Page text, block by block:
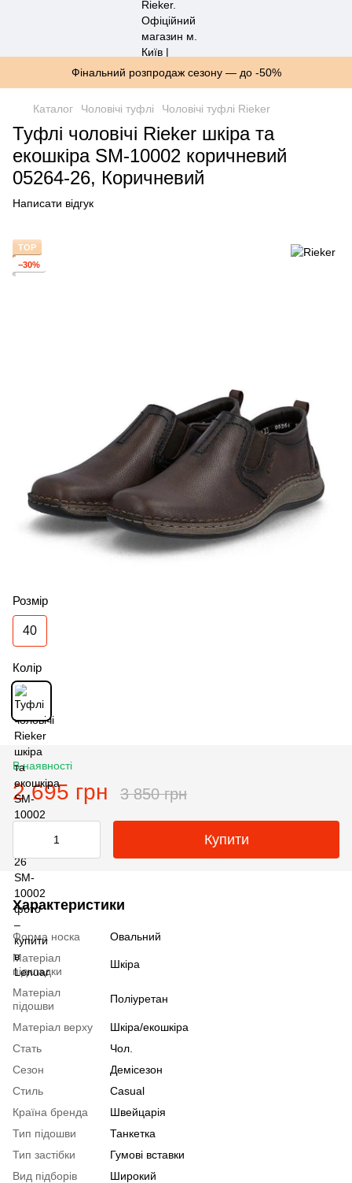
Фінальний розпродаж сезону — до -50%
Каталог Чоловічі туфлі Чоловічі туфлі Rieker
Туфлі чоловічі Rieker шкіра та
екошкіра SM-10002 коричневий
05264-26, Коричневий
Написати відгук
TOP
−30%
Розмір
40
Колір
В наявності
2 695 грн 3 850 грн
Купити
Характеристики
Форма носка
Овальний
Матеріал
підкладки
Шкіра
Матеріал
підошви
Поліуретан
Матеріал верху
Шкіра/екошкіра
Стать
Чол.
Сезон
Демісезон
Стиль
Casual
Країна бренда
Швейцарія
Тип підошви
Танкетка
Тип застібки
Гумові вставки
Вид підборів
Широкий